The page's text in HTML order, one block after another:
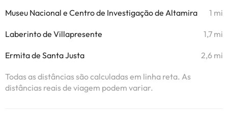
Museu Nacional e Centro de Investigação de Altamira 1 mi
Laberinto de Villapresente 1,7 mi
Ermita de Santa Justa 2,6 mi
Todas as distâncias são calculadas em linha reta. As
distâncias reais de viagem podem variar.